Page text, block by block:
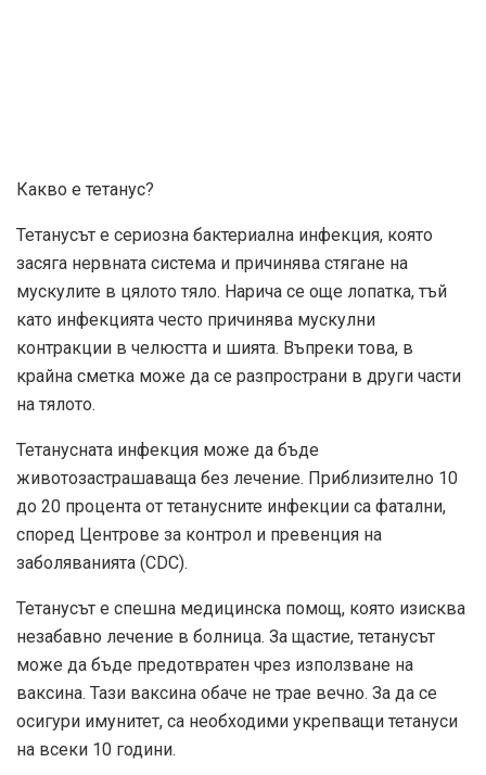
Какво е тетанус?
Тетанусът е сериозна бактериална инфекция, която
засяга нервната система и причинява стягане на
мускулите в цялото тяло. Нарича се още лопатка, тъй
като инфекцията често причинява мускулни
контракции в челюстта и шията. Въпреки това, в
крайна сметка може да се разпространи в други части
на тялото.
Тетанусната инфекция може да бъде
животозастрашаваща без лечение. Приблизително 10
до 20 процента от тетанусните инфекции са фатални,
според Центрове за контрол и превенция на
заболяванията (CDC).
Тетанусът е спешна медицинска помощ, която изисква
незабавно лечение в болница. За щастие, тетанусът
може да бъде предотвратен чрез използване на
ваксина. Тази ваксина обаче не трае вечно. За да се
осигури имунитет, са необходими укрепващи тетануси
на всеки 10 години.